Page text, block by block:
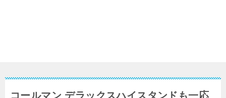
コールマン デラックスハイスタンドも一応